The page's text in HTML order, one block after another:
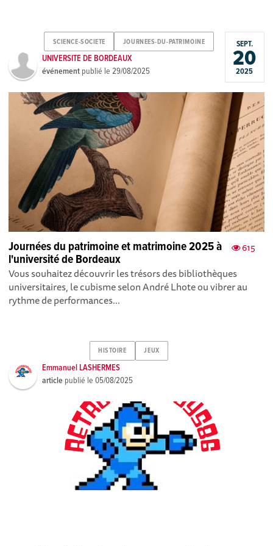
SCIENCE-SOCIETE JOURNEES-DU-PATRIMOINE
UNIVERSITE DE BORDEAUX
événement publié le29/08/2025
SEPT.
20
2025
615
Journées du patrimoine et matrimoine 2025 à
l'université de Bordeaux
Vous souhaitez découvrir les trésors des bibliothèques
universitaires, le cubisme selon André Lhote ou vibrer au
rythme de performances...
HISTOIRE JEUX
Emmanuel LASHERMES
article publié le05/08/2025